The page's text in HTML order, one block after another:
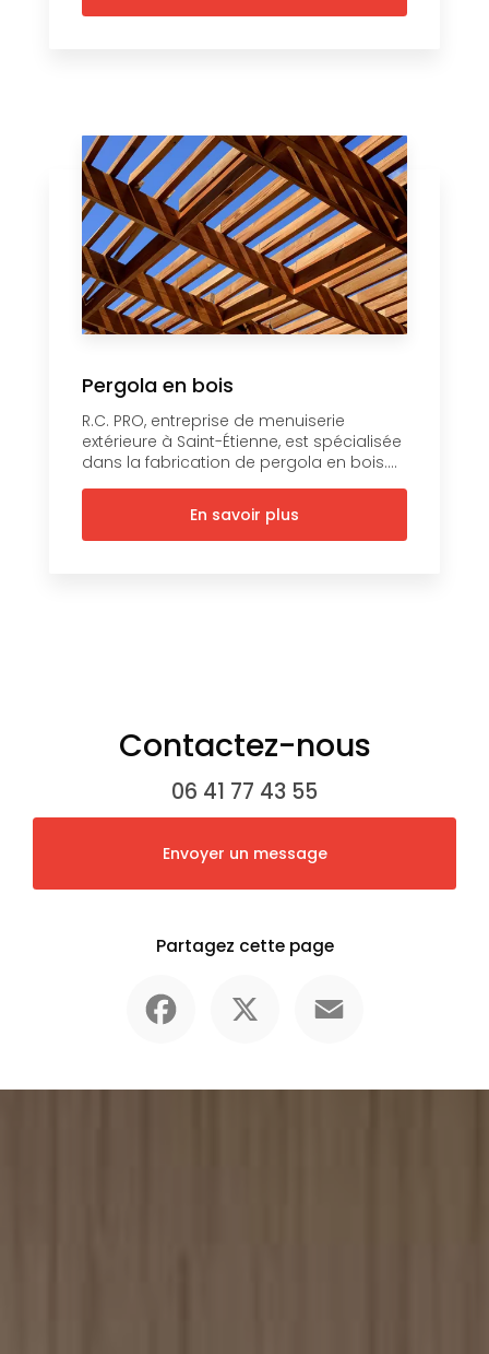
Pergola en bois
R.C. PRO, entreprise de menuiserie
extérieure à Saint-Étienne, est spécialisée
dans la fabrication de pergola en bois....
En savoir plus
Contactez-nous
06 41 77 43 55
Envoyer un message
Partagez cette page